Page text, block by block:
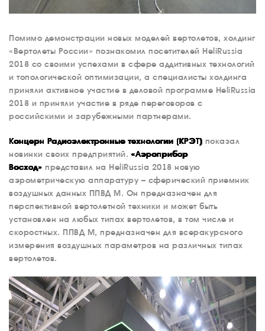
Помимо демонстрации новых моделей вертолетов, холдинг
«Вертолеты России» познакомил посетителей HeliRussia
2018 со своими успехами в сфере аддитивных технологий
и топологической оптимизации, а специалисты холдинга
приняли активное участие в деловой программе HeliRussia
2018 и приняли участие в ряде переговоров с
российскими и зарубежными партнерами.
Концерн Радиоэлектронные технологии (КРЭТ) показал
новинки своих предприятий.«Аэроприбор
Восход» представил на HeliRussia 2018 новую
аэрометрическую аппаратуру – сферический приемник
воздушных данных ППВД М. Он предназначен для
перспективной вертолетной техники и может быть
установлен на любых типах вертолетов, в том числе и
скоростных. ППВД М, предназначен для всеракурсного
измерения воздушных параметров на различных типах
вертолетов.